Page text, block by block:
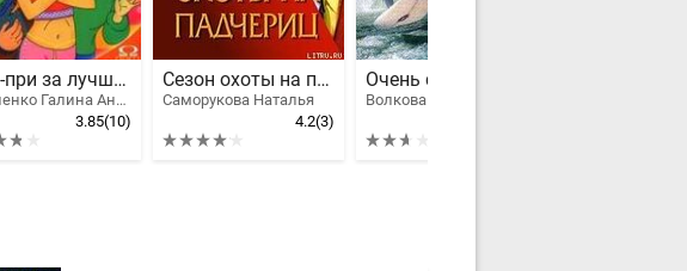
Гран-при за лучший прикол
Гордиенко Галина Анатольевна
3.85(10)
Сезон охоты на падчериц
Саморукова Наталья
4.2(3)